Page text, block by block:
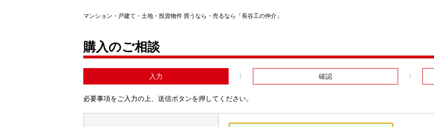
マンション・戸建て・土地・投資物件 買うなら・売るなら「長谷工の仲介」
購入のご相談
入力 確認
必要事項をご入力の上、送信ボタンを押してください。